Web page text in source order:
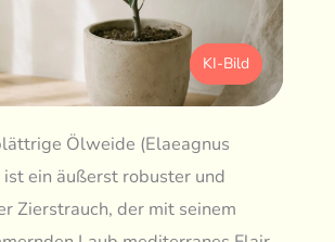
KI-Bild
Ölweide (Elaeagnus
ein äußerst robuster und
Zierstrauch, der mit seinem